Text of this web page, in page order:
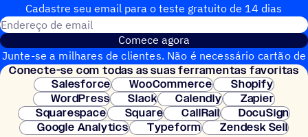
Cadastre seu email para o teste gratuito de 14 dias
Comece agora
Junte-se a milhares de clientes. Não é necessário cartão de
crédito. Configuração instantânea.
Conecte-se com todas as suas ferramentas favoritas
Salesforce
WooCommerce
Shopify
WordPress
Slack Calendly
Zapier
Squarespace
Square CallRail
DocuSign
Google Analytics
Typeform Zendesk Sell